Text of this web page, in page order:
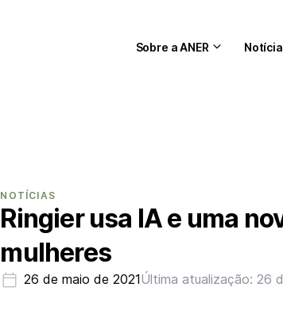
Sobre a ANER
NOTÍCIAS
Ringier usa IA e uma
mulheres
26 de maio de 2021Última atualização: 26